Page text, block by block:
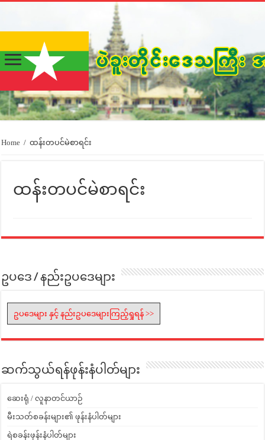
Home / ထန်းတပင်မဲစာရင်း
ထန်းတပင်မဲစာရင်း
ဥပဒေ / နည်းဥပဒေများ
ဥပဒေများ နှင့် နည်းဥပဒေများကြည့်ရှုရန် >>
ဆက်သွယ်ရန်ဖုန်းနံပါတ်များ
ဆေးရုံ / လူနာတင်ယာဉ်
မီးသတ်စခန်းများ၏ ဖုန်းနံပါတ်များ
ရဲစခန်းဖုန်းနံပါတ်များ